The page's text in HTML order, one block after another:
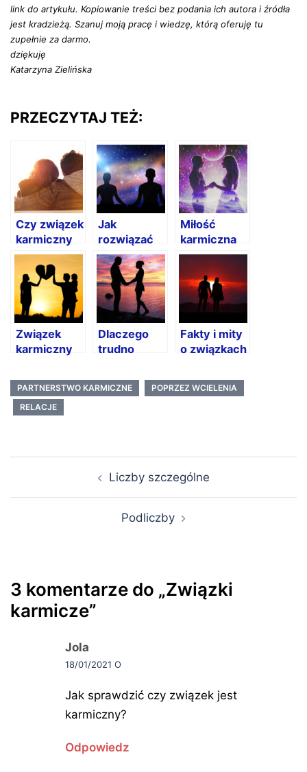
link do artykułu. Kopiowanie treści bez podania ich autora i źródła
jest kradzieżą. Szanuj moją pracę i wiedzę, którą oferuję tu
zupełnie za darmo.
dziękuję
Katarzyna Zielińska
PRZECZYTAJ TEŻ:
Czy związek
karmiczny
może
przekształcić
się w trwałą
relację?
Jak
rozwiązać
związek
karmiczny?
Miłość
karmiczna
Związek
karmiczny
Dlaczego
trudno
związek
karmiczny?
Fakty i mity
o związkach
PARTNERSTWO KARMICZNE
POPRZEZ WCIELENIA
RELACJE
Liczby szczególne
Podliczby
3 komentarze do „Związki
karmicze”
Jola
18/01/2021 O
Jak sprawdzić czy związek jest
karmiczny?
Odpowiedz